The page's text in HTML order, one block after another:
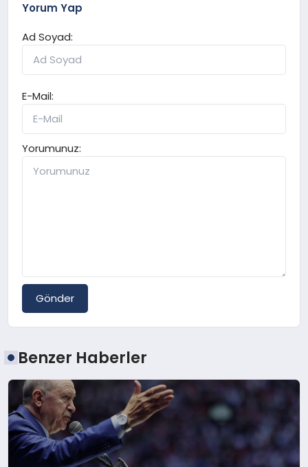
Yorum Yap
Ad Soyad:
E-Mail:
Yorumunuz:
Gönder
Benzer Haberler